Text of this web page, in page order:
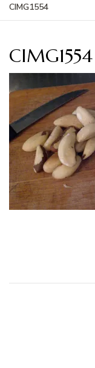
CIMG1554
CIMG1554